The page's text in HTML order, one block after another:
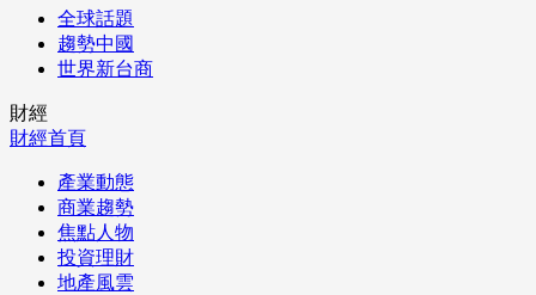
全球話題
趨勢中國
世界新台商
財經
財經首頁
產業動態
商業趨勢
焦點人物
投資理財
地產風雲